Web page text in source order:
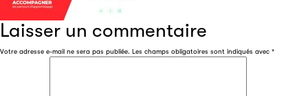
Laisser un commentaire
Votre adresse e-mail ne sera pas publiée. Les champs obligatoires sont indiqués avec *